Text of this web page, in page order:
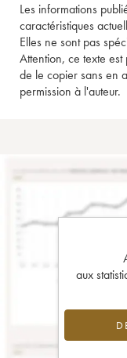
Les informations
caractéristiques
Elles ne sont pas
Attention, ce texte
de le copier sans en
permission à l'auteur.
aux